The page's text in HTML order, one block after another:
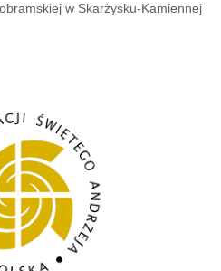
w Skarżysku-Kamiennej